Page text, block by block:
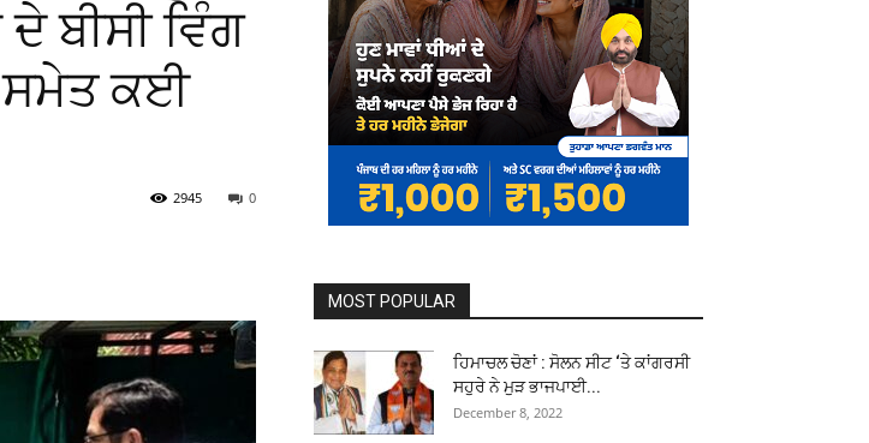
ਬੀਸੀ ਵਿੰਗ
ਸਮੇਤ ਕਈ
0
2945
MOST POPULAR
ਹਿਮਾਚਲ ਚੋਣਾਂ : ਸੋਲਨ ਸੀਟ ‘ਤੇ ਕਾਂਗਰਸੀ
ਸਹੁਰੇ ਨੇ ਮੁੜ ਭਾਜਪਾਈ...
December 8, 2022